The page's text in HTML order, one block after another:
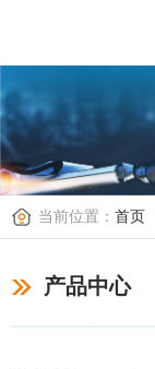
当前位置： 首页
产品中心